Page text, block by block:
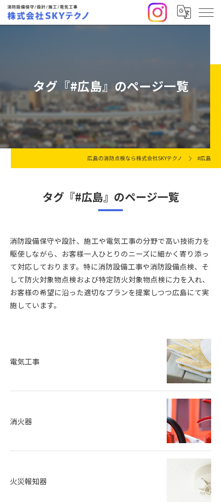
タグ『#広島』のページ一覧
広島の消防点検なら株式会社SKYテクノ #広島
タグ『#広島』のページ一覧
消防設備保守や設計、施工や電気工事の分野で高い技術力を
駆使しながら、お客様一人ひとりのニーズに細かく寄り添っ
て対応しております。特に消防設備工事や消防設備点検、そ
して防火対象物点検および特定防火対象物点検に力を入れ、
お客様の希望に沿った適切なプランを提案しつつ広島にて実
施しています。
電気工事
消火器
火災報知器